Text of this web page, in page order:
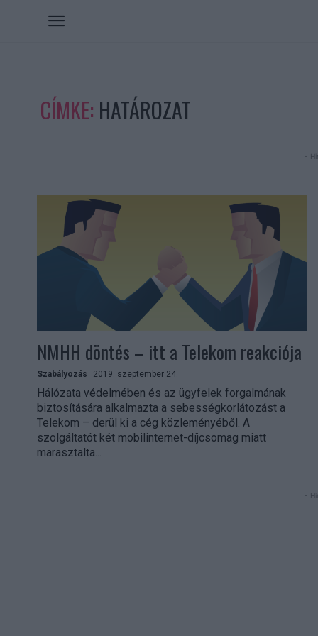
CÍMKE: HATÁROZAT
-
NMHH döntés – itt a Telekom reakciója
Szabályozás 2019. szeptember 24.
Hálózata védelmében és az ügyfelek forgalmának
biztosítására alkalmazta a sebességkorlátozást a
Telekom – derül ki a cég közleményéből. A
szolgáltatót két mobilinternet-díjcsomag miatt
marasztalta...
-